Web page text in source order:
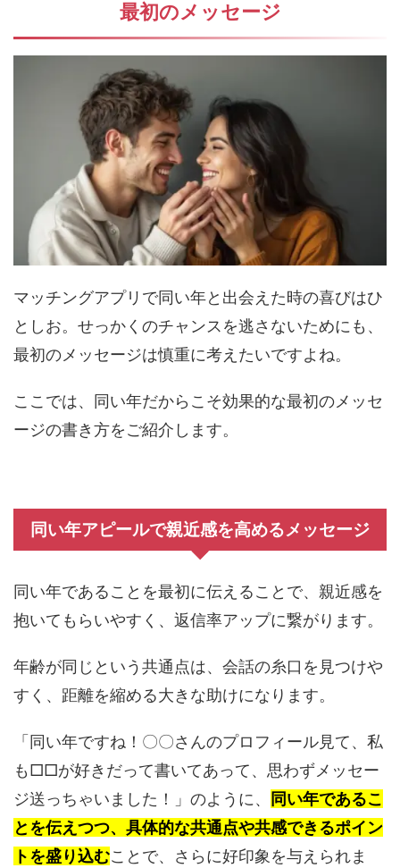
最初のメッセージ
マッチングアプリで同い年と出会えた時の喜びはひ
としお。せっかくのチャンスを逃さないためにも、
最初のメッセージは慎重に考えたいですよね。
ここでは、同い年だからこそ効果的な最初のメッセ
ージの書き方をご紹介します。
同い年アピールで親近感を高めるメッセージ
同い年であることを最初に伝えることで、親近感を
抱いてもらいやすく、返信率アップに繋がります。
年齢が同じという共通点は、会話の糸口を見つけや
すく、距離を縮める大きな助けになります。
「同い年ですね！〇〇さんのプロフィール見て、私
も□□が好きだって書いてあって、思わずメッセー
ジ送っちゃいました！」のように、
同い年であるこ
とを伝えつつ、具体的な共通点や共感できるポイン
トを盛り込むことで、さらに好印象を与えられま